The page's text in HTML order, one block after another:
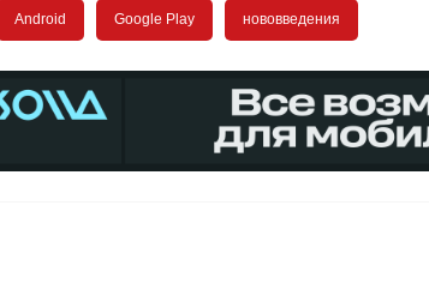
Android Google Play нововведения